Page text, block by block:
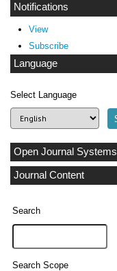
Notifications
View
Subscribe
Language
Select Language
Open Journal Systems
Journal Content
Search
Search Scope